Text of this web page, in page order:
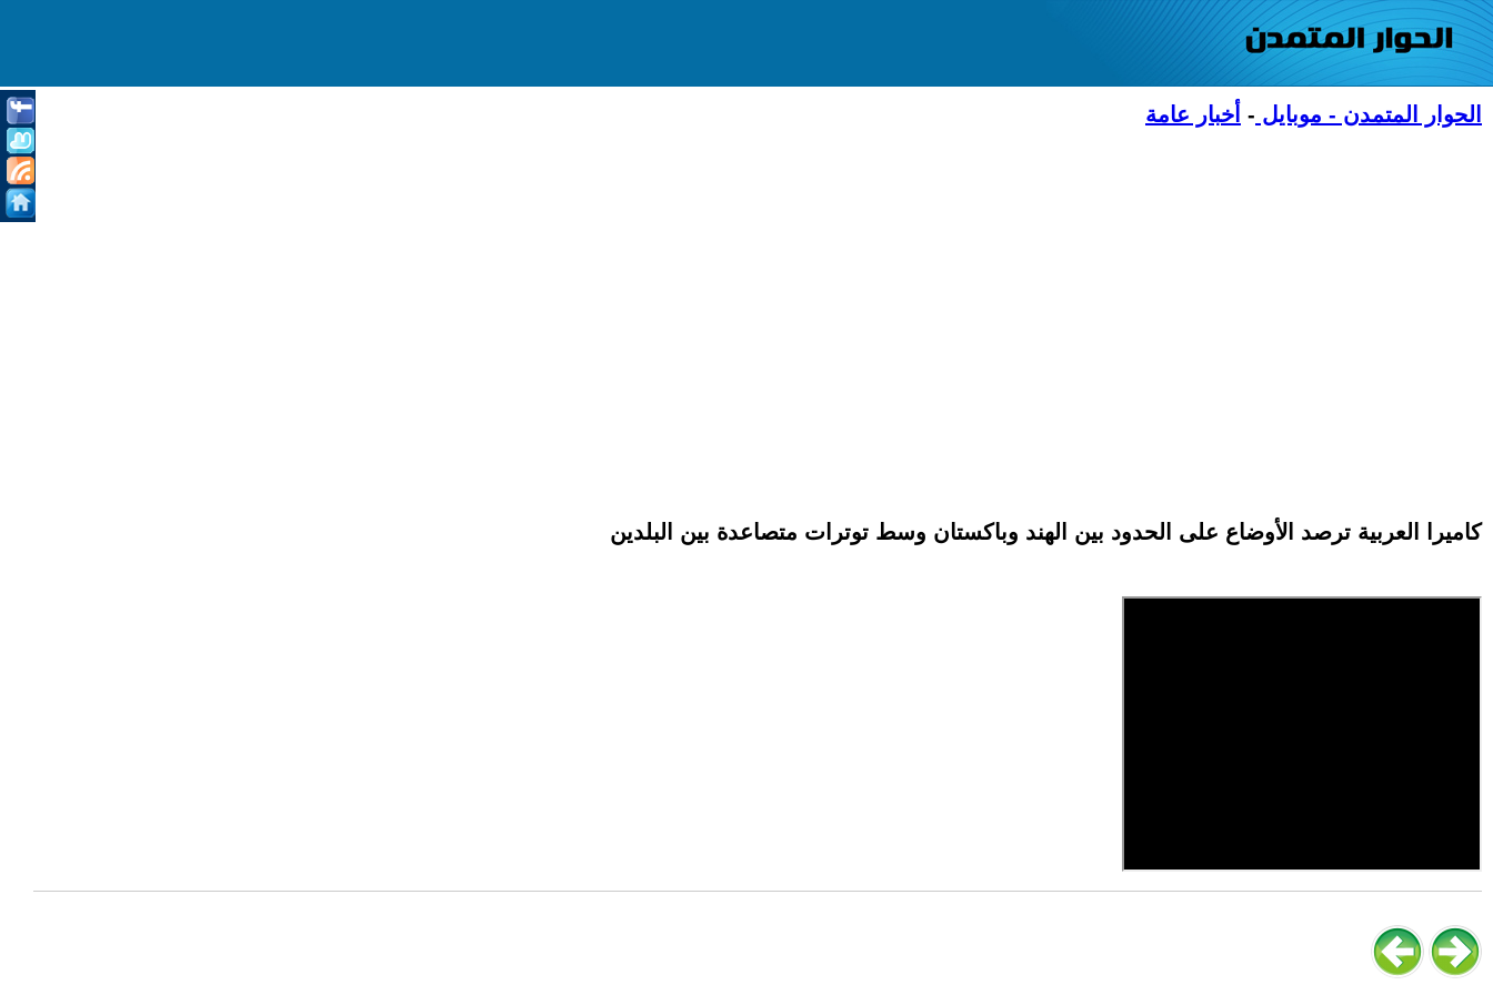
الحوار المتمدن - موبايل - أخبار عامة
كاميرا العربية ترصد الأوضاع على الحدود بين الهند وباكستان وسط توترات متصاعدة بين البلدين